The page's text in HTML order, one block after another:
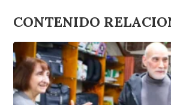
CONTENIDO